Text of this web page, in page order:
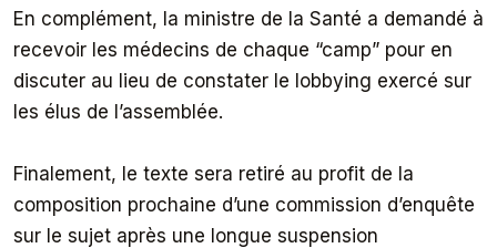
En complément, la ministre de la Santé a demandé à
recevoir les médecins de chaque “camp” pour en
discuter au lieu de constater le lobbying exercé sur
les élus de l’assemblée.
Finalement, le texte sera retiré au profit de la
composition prochaine d’une commission d’enquête
sur le sujet après une longue suspension